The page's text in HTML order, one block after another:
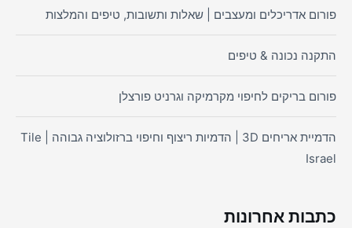
פורום אדריכלים ומעצבים | שאלות ותשובות, טיפים והמלצות
התקנה נכונה & טיפים
פורום בריקים לחיפוי מקרמיקה וגרניט פורצלן
הדמיית אריחים 3D | הדמיות ריצוף וחיפוי ברזולוציה גבוהה | Tile
Israel
כתבות אחרונות